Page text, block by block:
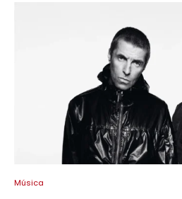
Música